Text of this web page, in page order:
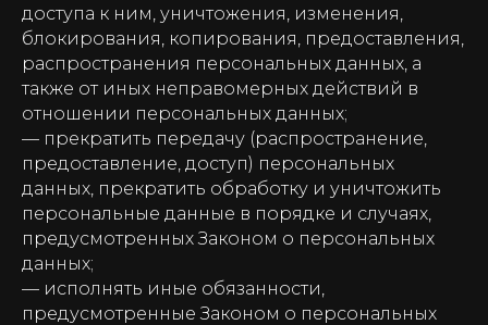
доступа к ним, уничтожения, изменения,
блокирования, копирования, предоставления,
распространения персональных данных, а
также от иных неправомерных действий в
отношении персональных данных;
— прекратить передачу (распространение,
предоставление, доступ) персональных
данных, прекратить обработку и уничтожить
персональные данные в порядке и случаях,
предусмотренных Законом о персональных
данных;
— исполнять иные обязанности,
предусмотренные Законом о персональных